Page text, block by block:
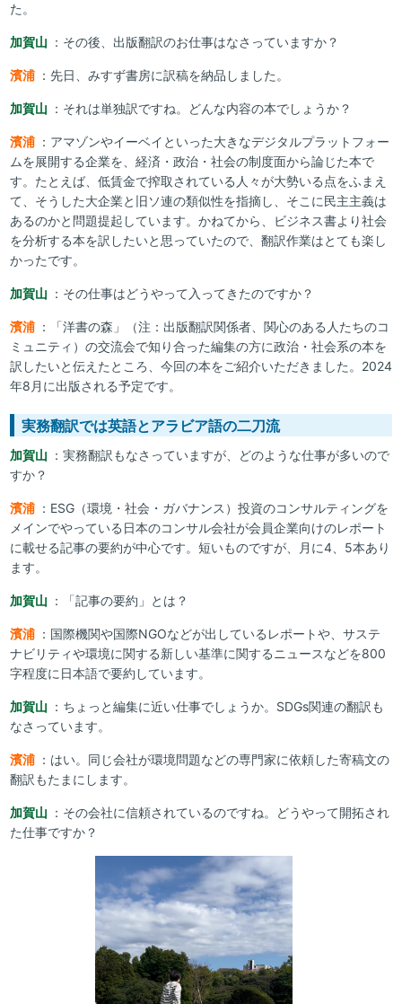
た。
加賀山 ：その後、出版翻訳のお仕事はなさっていますか？
濱浦 ：先日、みすず書房に訳稿を納品しました。
加賀山 ：それは単独訳ですね。どんな内容の本でしょうか？
濱浦 ：アマゾンやイーベイといった大きなデジタルプラットフォー
ムを展開する企業を、経済・政治・社会の制度面から論じた本で
す。たとえば、低賃金で搾取されている人々が大勢いる点をふまえ
て、そうした大企業と旧ソ連の類似性を指摘し、そこに民主主義は
あるのかと問題提起しています。かねてから、ビジネス書より社会
を分析する本を訳したいと思っていたので、翻訳作業はとても楽し
かったです。
加賀山 ：その仕事はどうやって入ってきたのですか？
濱浦 ：「洋書の森」（注：出版翻訳関係者、関心のある人たちのコ
ミュニティ）の交流会で知り合った編集の方に政治・社会系の本を
訳したいと伝えたところ、今回の本をご紹介いただきました。2024
年8月に出版される予定です。
実務翻訳では英語とアラビア語の二刀流
加賀山 ：実務翻訳もなさっていますが、どのような仕事が多いので
すか？
濱浦 ：ESG（環境・社会・ガバナンス）投資のコンサルティングを
メインでやっている日本のコンサル会社が会員企業向けのレポート
に載せる記事の要約が中心です。短いものですが、月に4、5本あり
ます。
加賀山 ：「記事の要約」とは？
濱浦 ：国際機関や国際NGOなどが出しているレポートや、サステ
ナビリティや環境に関する新しい基準に関するニュースなどを800
字程度に日本語で要約しています。
加賀山 ：ちょっと編集に近い仕事でしょうか。SDGs関連の翻訳も
なさっています。
濱浦 ：はい。同じ会社が環境問題などの専門家に依頼した寄稿文の
翻訳もたまにします。
加賀山 ：その会社に信頼されているのですね。どうやって開拓され
た仕事ですか？